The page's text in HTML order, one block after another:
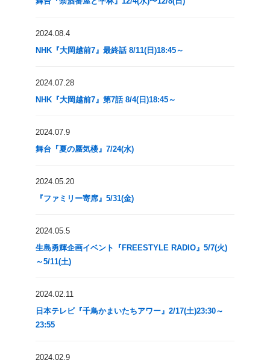
2024.08.4
NHK『大岡越前7』最終話 8/11(日)18:45～
2024.07.28
NHK『大岡越前7』第7話 8/4(日)18:45～
2024.07.9
舞台『夏の蜃気楼』7/24(水)
2024.05.20
『ファミリー寄席』5/31(金)
2024.05.5
生島勇輝企画イベント『FREESTYLE RADIO』5/7(火)
～5/11(土)
2024.02.11
日本テレビ『千鳥かまいたちアワー』2/17(土)23:30～
23:55
2024.02.9